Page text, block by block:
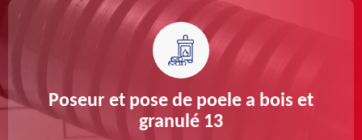
Poseur et pose de poele a bois et
granulé 13